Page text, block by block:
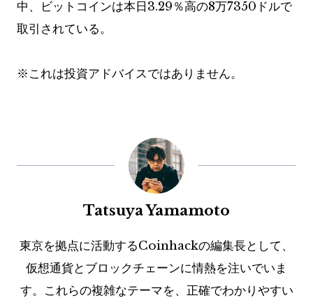
中、ビットコインは本日3.29％高の8万7350ドルで
取引されている。
※これは投資アドバイスではありません。
Tatsuya Yamamoto
東京を拠点に活動するCoinhackの編集長として、
仮想通貨とブロックチェーンに情熱を注いでいま
す。これらの複雑なテーマを、正確でわかりやすい